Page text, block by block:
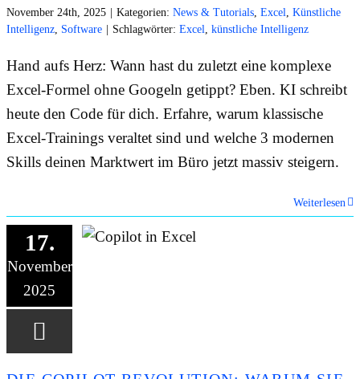
November 24th, 2025 Kategorien: News & Tutorials Excel
Künstliche
Intelligenz Software Schlagwörter: Excel künstliche Intelligenz
Hand aufs Herz: Wann hast du zuletzt eine komplexe
Excel-Formel ohne Googeln getippt? Eben. KI schreibt
heute den Code für dich. Erfahre, warum klassische
Excel-Trainings veraltet sind und welche 3 modernen
Skills deinen Marktwert im Büro jetzt massiv steigern.
Weiterlesen
17.
November
2025